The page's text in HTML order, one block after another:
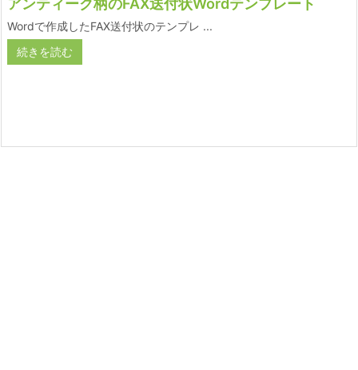
アンティーク柄のFAX送付状Wordテンプレート
Wordで作成したFAX送付状のテンプレ ...
続きを読む